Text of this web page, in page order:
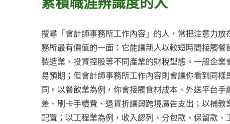
搜尋「會計師事務所工作內容」的人，常把注意力
務所最有價值的一面：它能讓新人以較短時間接觸
製造業、投資控股等不同產業的財稅型態。一般企
易預期；但會計師事務所工作內容則會讓你看到同
同。以餐飲業為例，你會接觸食材成本、外送平台
差、刷卡手續費、退貨折讓與跨境廣告支出；以補
配置；以工程業為例，收入認列、分包款、保留款